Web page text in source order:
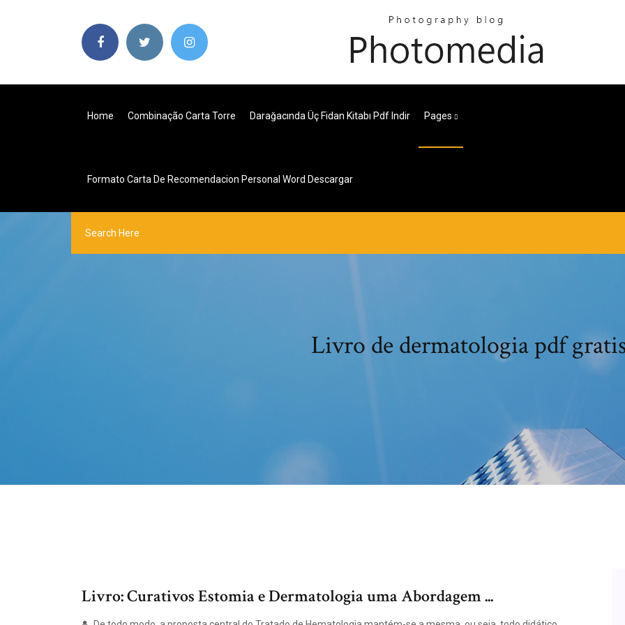
Home Combinação Carta Torre Darağacında Üç Fidan Kitabı Pdf Indir Pages
Formato Carta De Recomendacion Personal Word Descargar
Livro de dermatologia pdf
Livro: Curativos Estomia e Dermatologia uma Abordagem ...